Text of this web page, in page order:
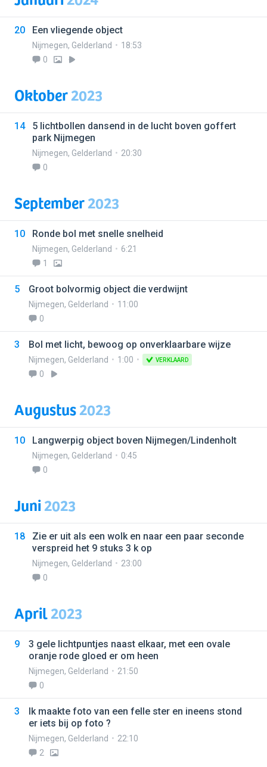
20 Een vliegende object
Nijmegen, Gelderland
18:53
0
Oktober2023
14
5 lichtbollen dansend in de lucht boven goffert
park Nijmegen
Nijmegen, Gelderland
20:30
0
September2023
10 Ronde bol met snelle snelheid
Nijmegen, Gelderland
6:21
1
5 Groot bolvormig object die verdwijnt
Nijmegen, Gelderland
11:00
0
3 Bol met licht, bewoog op onverklaarbare wijze
Nijmegen, Gelderland 1:00 VERKLAARD
0
Augustus2023
10 Langwerpig object boven Nijmegen/Lindenholt
Nijmegen, Gelderland
0:45
0
Juni2023
18
Zie er uit als een wolk en naar een paar seconde
verspreid het 9 stuks 3 k op
Nijmegen, Gelderland
23:00
0
April2023
9
3 gele lichtpuntjes naast elkaar, met een ovale
oranje rode gloed er om heen
Nijmegen, Gelderland
21:50
0
3
Ik maakte foto van een felle ster en ineens stond
er iets bij op foto ?
Nijmegen, Gelderland
22:10
2